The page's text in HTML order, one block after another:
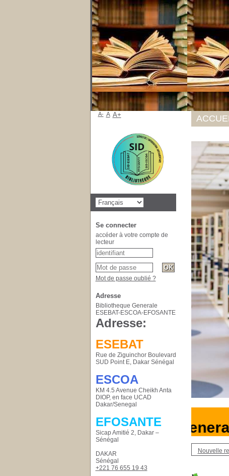
Bibliotheque Generale
Nouvelle
A- A A+
Se connecter
accéder à votre compte de
lecteur
Mot de passe oublié ?
Adresse
Bibliotheque Generale
ESEBAT-ESCOA-EFOSANTE
Adresse:
ESEBAT
Rue de Ziguinchor Boulevard
SUD Point E, Dakar Sénégal
ESCOA
KM 4.5 Avenue Cheikh Anta
DIOP, en face UCAD
Dakar/Senegal
EFOSANTE
Sicap Amitié 2, Dakar –
Sénégal
DAKAR
Sénégal
+221 76 655 19 43